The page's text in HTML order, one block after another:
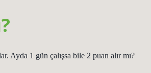
Ayda 1 gün çalışsa bile 2 puan alır mı?